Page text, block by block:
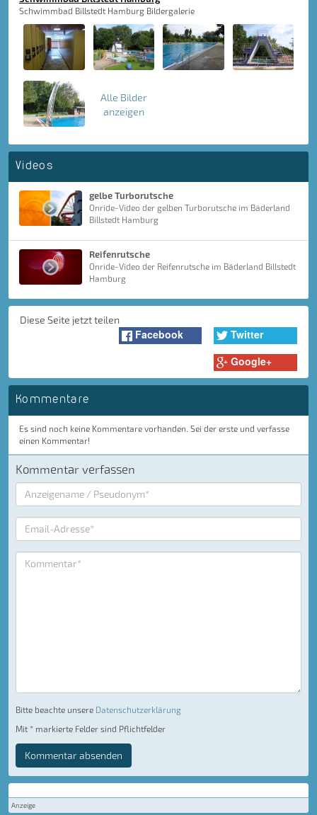
Schwimmbad Billstedt Hamburg Bildergalerie
Alle Bilder
anzeigen
Videos
gelbe Turborutsche
Onride-Video der gelben Turborutsche im Bäderland
Billstedt Hamburg
Reifenrutsche
Onride-Video der Reifenrutsche im Bäderland Billstedt
Hamburg
Diese Seite jetzt teilen
Facebook
Twitter
Google+
Kommentare
Es sind noch keine Kommentare vorhanden. Sei der erste und verfasse
einen Kommentar!
Kommentar verfassen
Bitte beachte unsere Datenschutzerklärung
Mit * markierte Felder sind Pflichtfelder
Kommentar absenden
Anzeige